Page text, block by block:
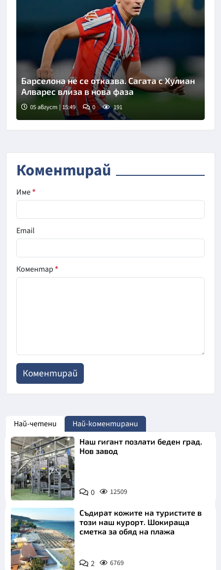
Снимка: goggle
Барселона не се отказва. Сагата с Хулиан
Алварес влиза в нова фаза
05 август | 15:49 0 191
Коментирай
Име*
Email
Коментар*
Най-четени Най-коментирани
Наш гигант позлати беден град.
Нов завод
0 12509
Съдират кожите на туристите в
този наш курорт. Шокираща
сметка за обяд на плажа
2 6769